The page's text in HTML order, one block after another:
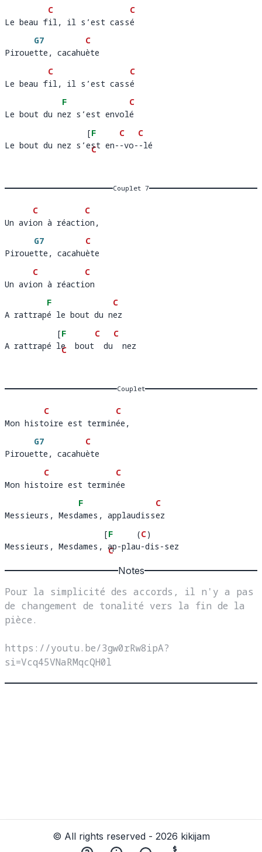
Le beau f
C
il, il s’est cass
C
é
Le beau fil, il s’est cassé
Piroue
G7
tte, cacahu
C
è
Pirouette, cacahuète
Le beau f
C
il, il s’est cass
C
é
Le beau fil, il s’est cassé
Le bout du n
F
ez s’est envol
C
é
Le bout du nez s’est envolé
Le bout du nez s’
[F
st
C
-l
C
é
C
Le bout du nez s’est en--vo--lé
Couplet 7
Un avi
C
on à réacti
C
o
Un avion à réaction,
Piroue
G7
tte, cacahu
C
è
Pirouette, cacahuète
Un avi
C
on à réacti
C
o
Un avion à réaction
A rattrap
F
é le bout du n
C
e
A rattrapé le bout du nez
A rattrapé
[F
e  b
C
n
C
ez
C
A rattrapé le  bout  du  nez
Couplet
Mon hist
C
oire est termin
C
é
Mon histoire est terminée,
Piroue
G7
tte, cacahu
C
è
Pirouette, cacahuète
Mon hist
C
oire est termin
C
é
Mon histoire est terminée
Messieurs, Mesd
F
ames, applaudiss
C
e
Messieurs, Mesdames, applaudissez
Messieurs, Mesdames,
[F
ap-pl
C
au-
]
-
(C)
ez
Messieurs, Mesdames, ap-plau-dis-sez
Notes
Pour la simplicité des accords, il n'y a pas
de changement de tonalité vers la fin de la
pièce.
https://youtu.be/3gw0rRw8ipA?
© All rights reserved - 2026 kikijam